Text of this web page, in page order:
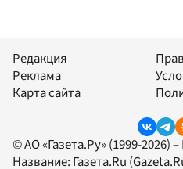
Редакция
Реклама
Карта сайта
© АО «Газета.Ру» (1999-2026)
Название: Газета.Ru